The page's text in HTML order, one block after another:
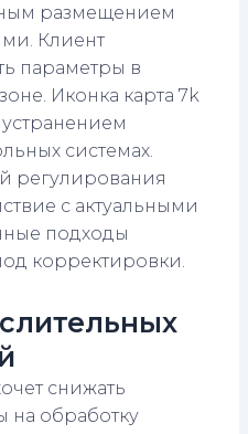
размещением
Клиент
параметры в
Иконка карта 7k
системах.
регулирования
с актуальными
подходы
корректировки.
снижать
на обработку